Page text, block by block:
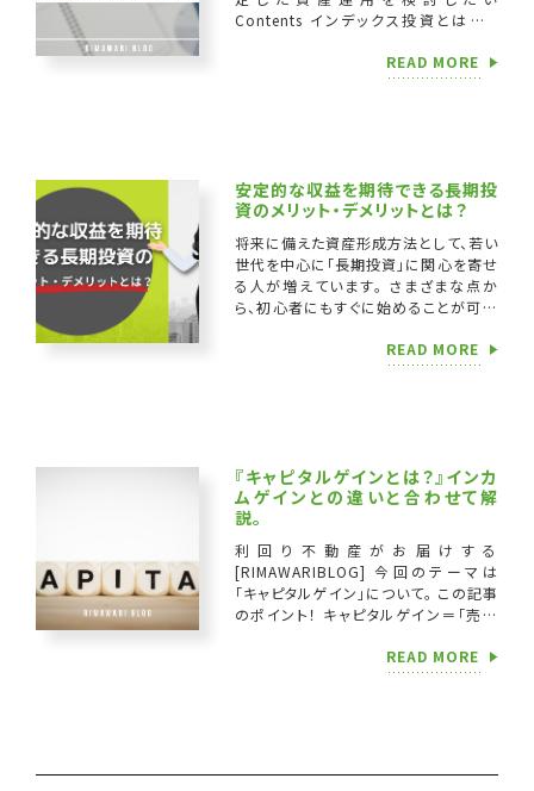
Contents インデックス投資とは何？
デックス投資のデメリットとは？ イン
READ MORE
安定的な収益を期待できる長期投
資のメリット・デメリットとは？
将来に備えた資産形成方法として、若い
世代を中心に「長期投資」に関心を寄せ
る人が増えています。 さまざまな点か
ら、初心者にもすぐに始めることが可能
ています。 今回は、長期投資がなぜ初
READ MORE
『キャピタルゲインとは？』インカ
ムゲインとの違いと合わせて解
説。
利回り不動産がお届けする
[RIMAWARIBLOG] 今回のテーマは
「キャピタルゲイン」について。 この記事
のポイント！ キャピタルゲイン＝「売却
ルゲインの計算方法を紹介します Co
READ MORE